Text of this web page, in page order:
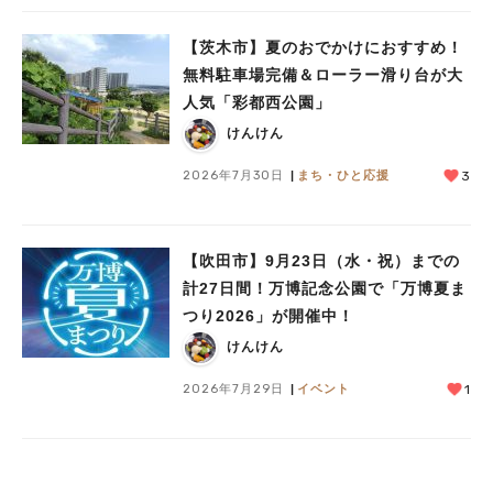
【茨木市】夏のおでかけにおすすめ！
無料駐車場完備＆ローラー滑り台が大
人気「彩都西公園」
けんけん
2026年7月30日 まち・ひと応援 3
【吹田市】9月23日（水・祝）までの
計27日間！万博記念公園で「万博夏ま
つり2026」が開催中！
けんけん
2026年7月29日 イベント 1